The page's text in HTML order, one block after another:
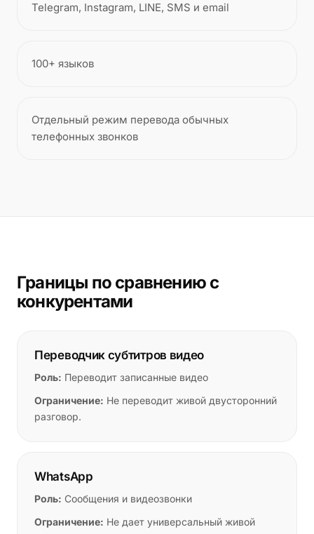
Telegram, Instagram, LINE, SMS и email
100+ языков
Отдельный режим перевода обычных
телефонных звонков
Границы по сравнению с
конкурентами
Переводчик субтитров видео
Роль: Переводит записанные видео
Ограничение: Не переводит живой двусторонний
разговор.
WhatsApp
Роль: Сообщения и видеозвонки
Ограничение: Не дает универсальный живой